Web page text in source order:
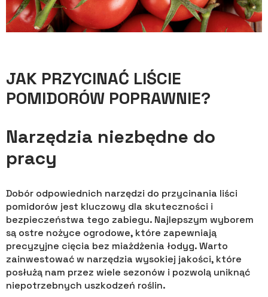
JAK PRZYCINAĆ LIŚCIE
POMIDORÓW POPRAWNIE?
Narzędzia niezbędne do
pracy
Dobór odpowiednich narzędzi do przycinania liści
pomidorów jest kluczowy dla skuteczności i
bezpieczeństwa tego zabiegu. Najlepszym wyborem
są ostre nożyce ogrodowe, które zapewniają
precyzyjne cięcia bez miażdżenia łodyg. Warto
zainwestować w narzędzia wysokiej jakości, które
posłużą nam przez wiele sezonów i pozwolą uniknąć
niepotrzebnych uszkodzeń roślin.